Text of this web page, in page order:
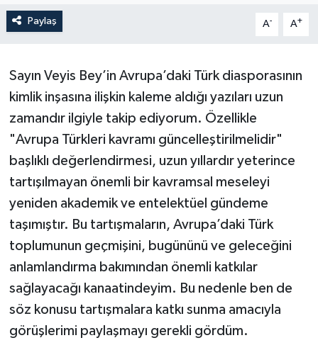
Paylaş A- A+
Sayın Veyis Bey’in Avrupa’daki Türk diasporasının
kimlik inşasına ilişkin kaleme aldığı yazıları uzun
zamandır ilgiyle takip ediyorum. Özellikle
"Avrupa Türkleri kavramı güncelleştirilmelidir"
başlıklı değerlendirmesi, uzun yıllardır yeterince
tartışılmayan önemli bir kavramsal meseleyi
yeniden akademik ve entelektüel gündeme
taşımıştır. Bu tartışmaların, Avrupa’daki Türk
toplumunun geçmişini, bugününü ve geleceğini
anlamlandırma bakımından önemli katkılar
sağlayacağı kanaatindeyim. Bu nedenle ben de
söz konusu tartışmalara katkı sunma amacıyla
görüşlerimi paylaşmayı gerekli gördüm.